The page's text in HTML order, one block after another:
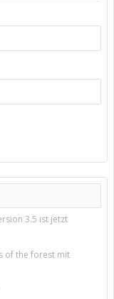
3.5 ist jetzt
of the forest mit